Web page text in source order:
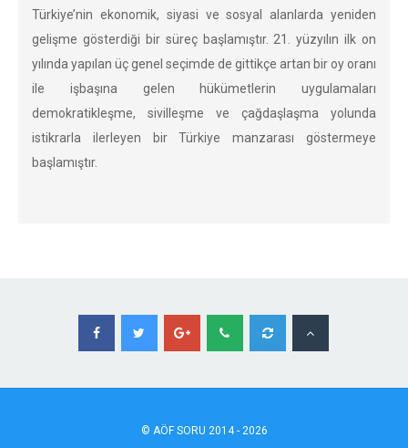
Türkiye’nin ekonomik, siyasi ve sosyal alanlarda yeniden
gelişme gösterdiği bir süreç başlamıştır. 21. yüzyılın ilk on
yılında yapılan üç genel seçimde de gittikçe artan bir oy oranı
ile işbaşına gelen hükümetlerin uygulamaları
demokratikleşme, sivilleşme ve çağdaşlaşma yolunda
istikrarla ilerleyen bir Türkiye manzarası göstermeye
başlamıştır.
© AÖFSORU 2014 - 2026